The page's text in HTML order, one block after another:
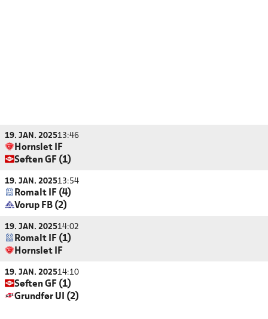
19. JAN. 202513:46
Hornslet IF
Søften GF (1)
19. JAN. 202513:54
Romalt IF (4)
Vorup FB (2)
19. JAN. 202514:02
Romalt IF (1)
Hornslet IF
19. JAN. 202514:10
Søften GF (1)
Grundfør UI (2)